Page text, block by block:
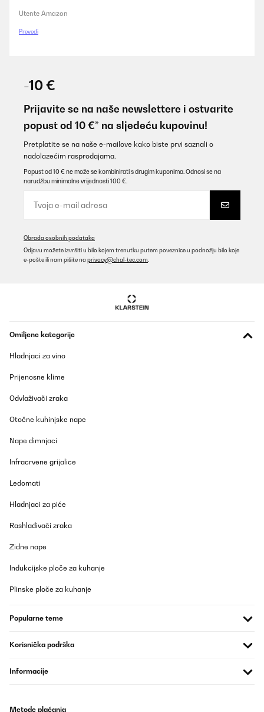
Utente Amazon
Prevedi
-10 €
Prijavite se na naše newslettere i ostvarite
popust od 10 €* na sljedeću kupovinu!
Pretplatite se na naše e-mailove kako biste prvi saznali o
nadolazećim rasprodajama.
Popust od 10 € ne može se kombinirati s drugim kuponima. Odnosi se na
narudžbu minimalne vrijednosti 100 €.
Obrada osobnih podataka
Odjavu možete izvršiti u bilo kojem trenutku putem poveznice u podnožju bilo koje
e-pošte ili nam pišite na privacy@chal-tec.com
Omiljene kategorije
Hladnjaci za vino
Prijenosne klime
Odvlaživači zraka
Otočne kuhinjske nape
Nape dimnjaci
Infracrvene grijalice
Ledomati
Hladnjaci za piće
Rashlađivači zraka
Zidne nape
Indukcijske ploče za kuhanje
Plinske ploče za kuhanje
Popularne teme
Korisnička podrška
Informacije
Metode plaćanja